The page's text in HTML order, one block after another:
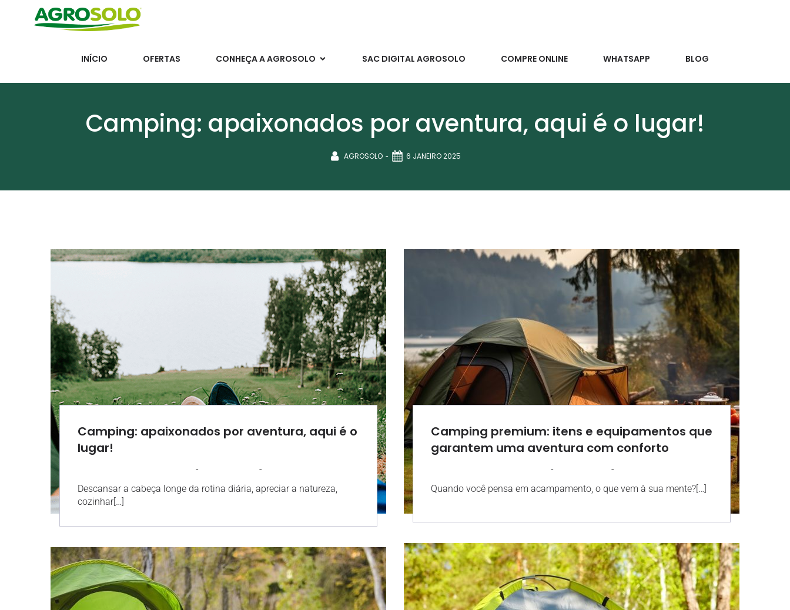
INÍCIO OFERTAS CONHEÇA A AGROSOLO SAC DIGITAL AGROSOLO COMPRE ONLINE WHATSAPP BLOG
Camping: apaixonados por aventura, aqui é o lugar!
AGROSOLO - 6 JANEIRO 2025
Camping: apaixonados por aventura, aqui é o
lugar!
- -
Descansar a cabeça longe da rotina diária, apreciar a natureza,
cozinhar[…]
Camping premium: itens e equipamentos que
garantem uma aventura com conforto
- -
Quando você pensa em acampamento, o que vem à sua mente?[…]